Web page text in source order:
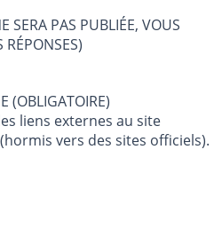
SERA PAS PUBLIÉE, VOUS
RÉPONSES)
TEXTE DE VOTRE MESSAGE (OBLIGATOIRE)
liens externes au site
vers des sites officiels).